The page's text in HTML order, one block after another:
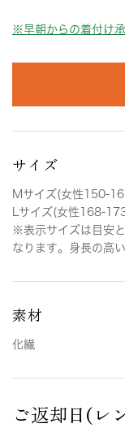
※早朝からの着付け承
サイズ
Mサイズ(女性150-
Lサイズ(女性168-
※表示サイズは目安
なります。身長の高
素材
化繊
ご返却日(レ